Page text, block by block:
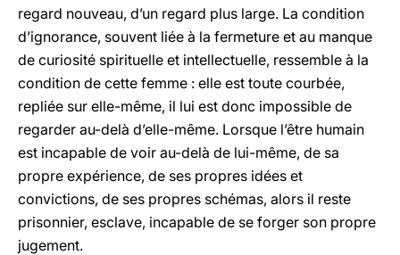
regard nouveau, d’un regard plus large. La condition
d’ignorance, souvent liée à la fermeture et au manque
de curiosité spirituelle et intellectuelle, ressemble à la
condition de cette femme : elle est toute courbée,
repliée sur elle-même, il lui est donc impossible de
regarder au-delà d’elle-même. Lorsque l’être humain
est incapable de voir au-delà de lui-même, de sa
propre expérience, de ses propres idées et
convictions, de ses propres schémas, alors il reste
prisonnier, esclave, incapable de se forger son propre
jugement.